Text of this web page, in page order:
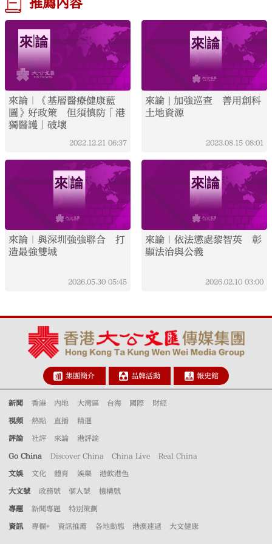
來論｜《基層醫療健康藍
圖》好政策 但須慎防「港
獨醫護」破壞
2022.12.21 06:37
來論 | 加強巡查 善用創科
土地資源
2023.08.15 08:01
來論｜與深圳強強聯合 打
造最強雙城
2026.05.30 05:45
來論｜依法懲處黎智英 彰
顯法治與公義
2026.02.10 03:00
集團簡介 品牌活動 報史館
新聞 香港 內地 大灣區 台海 國際 財經
視頻 熱點 直播 精選
評論 社評 來論 港評論
Go China Discover China China Live Real China
文娛 文化 體育 娛樂 港飲港色
大文號 政務號 個人號 機構號
專題 新聞專題 特別策劃
資訊 專欄+ 資訊推薦 各地動態 港澳速遞 大文健康